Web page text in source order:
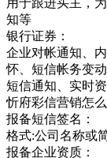
知等
银行证券：
企业对帐通知、
怀、短信帐务变动
短信通知、实时
忻府彩信营销怎
报备短信签名：
格式:公司名称或
报备企业资质：